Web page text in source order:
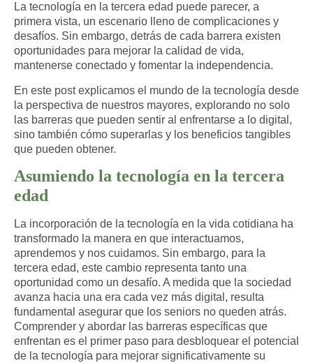
La tecnología en la tercera edad puede parecer, a
primera vista, un escenario lleno de complicaciones y
desafíos. Sin embargo, detrás de cada barrera existen
oportunidades para mejorar la calidad de vida,
mantenerse conectado y fomentar la independencia.
En este post explicamos el mundo de la tecnología desde
la perspectiva de nuestros mayores, explorando no solo
las barreras que pueden sentir al enfrentarse a lo digital,
sino también cómo superarlas y los beneficios tangibles
que pueden obtener.
Asumiendo la tecnología en la tercera
edad
La incorporación de la tecnología en la vida cotidiana ha
transformado la manera en que interactuamos,
aprendemos y nos cuidamos. Sin embargo, para la
tercera edad, este cambio representa tanto una
oportunidad como un desafío. A medida que la sociedad
avanza hacia una era cada vez más digital, resulta
fundamental asegurar que los seniors no queden atrás.
Comprender y abordar las barreras específicas que
enfrentan es el primer paso para desbloquear el potencial
de la tecnología para mejorar significativamente su